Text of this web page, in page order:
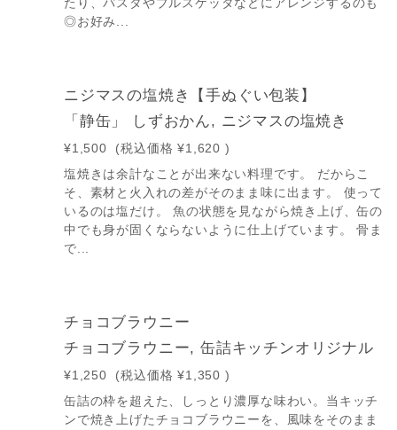
◎お好み...
ニジマスの塩焼き【手ぬぐい包装】
「静缶」 しずおかん, ニジマスの塩焼き
¥1,500 (税込価格 ¥1,620 )
塩焼きは余計なことが出来ない料理です。 だからこ
そ、素材と火入れの差がそのまま味に出ます。 使って
いるのは塩だけ。 魚の状態を見ながら焼き上げ、缶の
中でも身が固くならないように仕上げています。 骨ま
で...
チョコブラウニー
チョコブラウニー, 缶詰キッチンオリジナル
¥1,250 (税込価格 ¥1,350 )
缶詰の枠を超えた、しっとり濃厚な味わい。当キッチ
ンで焼き上げたチョコブラウニーを、風味をそのまま